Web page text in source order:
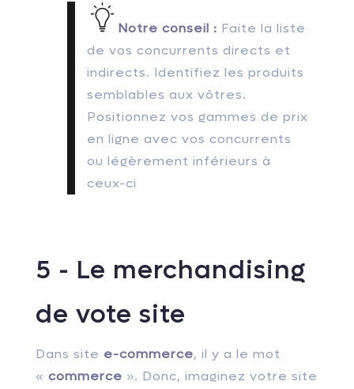
Notre conseil : Faite la liste
de vos concurrents directs et
indirects. Identifiez les produits
semblables aux vôtres.
Positionnez vos gammes de prix
en ligne avec vos concurrents
ou légèrement inférieurs à
ceux-ci
5 - Le merchandising
de vote site
Dans site e-commerce, il y a le mot
« commerce ». Donc, imaginez votre site